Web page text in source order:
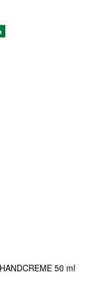
50 ml